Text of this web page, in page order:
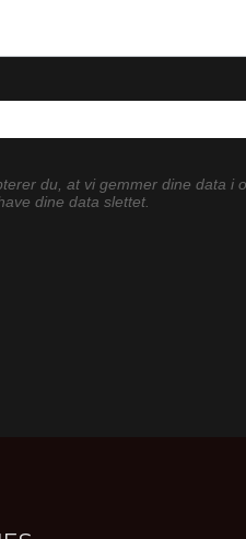
du, at vi gemmer dine data i
dine data slettet.